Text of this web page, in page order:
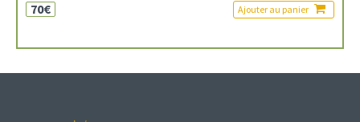
70€ Ajouter au panier